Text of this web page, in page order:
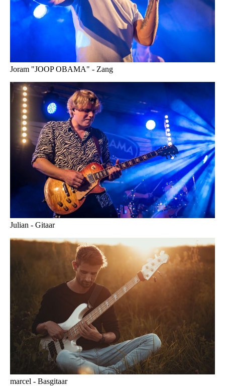
Joram "JOOP OBAMA" - Zang
Julian - Gitaar
marcel - Basgitaar